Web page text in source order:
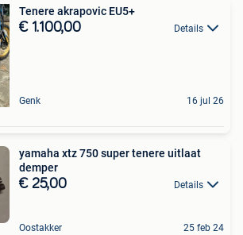
Tenere akrapovic EU5+
€ 1.100,00 Details
Genk 16 jul 26
yamaha xtz 750 super tenere uitlaat
demper
€ 25,00 Details
Oostakker 25 feb 24